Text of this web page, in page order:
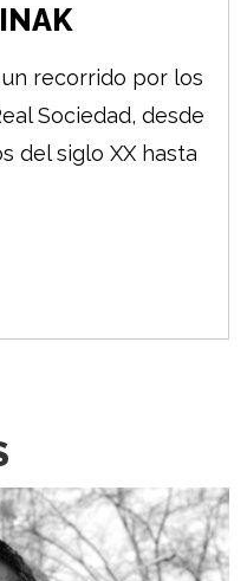
recorrido por los
Sociedad, desde
del siglo XX hasta